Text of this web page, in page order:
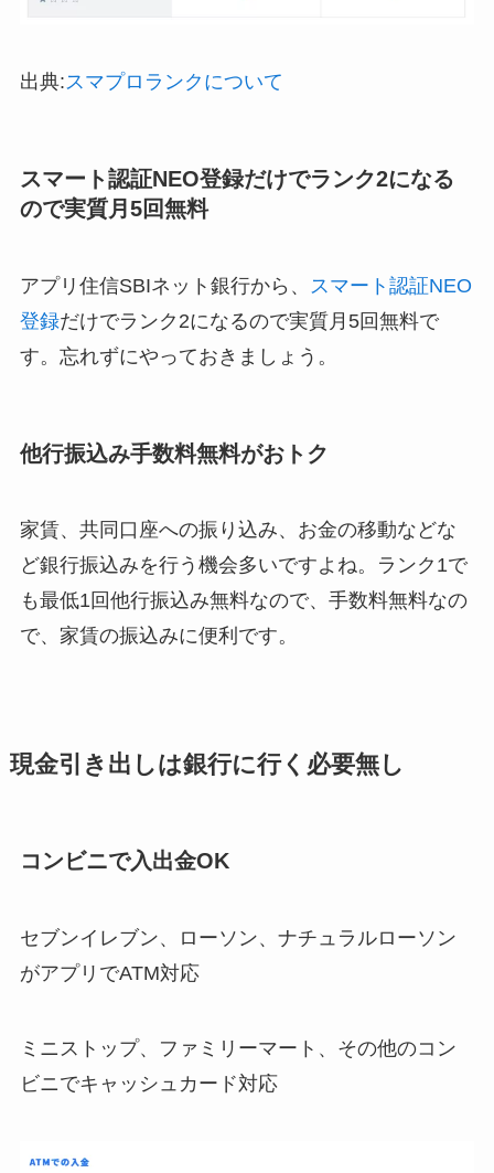
出典:スマプロランクについて
スマート認証NEO登録だけでランク2になる
ので実質月5回無料
アプリ住信SBIネット銀行から、
スマート認証NEO
登録だけでランク2になるので実質月5回無料で
す。 忘れずにやっておきましょう。
他行振込み手数料無料がおトク
家賃、共同口座への振り込み、お金の移動などな
ど銀行振込みを行う機会多いですよね。
ランク1で
も最低1回他行振込み無料なので、手数料無料なの
で、家賃の振込みに便利です。
現金引き出しは銀行に行く必要無し
コンビニで入出金OK
セブンイレブン、ローソン、ナチュラルローソン
がアプリでATM対応
ミニストップ、ファミリーマート、その他のコン
ビニでキャッシュカード対応